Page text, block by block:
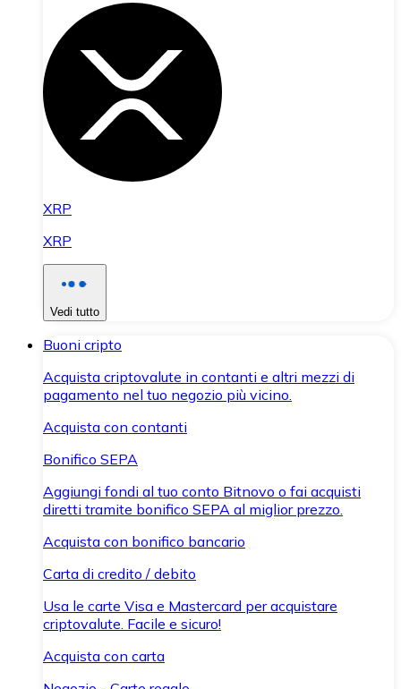
XRP
XRP
Vedi tutto
Buoni cripto
Acquista criptovalute in contanti e altri mezzi di
pagamento nel tuo negozio più vicino.
Acquista con contanti
Bonifico SEPA
Aggiungi fondi al tuo conto Bitnovo o fai acquisti
diretti tramite bonifico SEPA al miglior prezzo.
Acquista con bonifico bancario
Carta di credito / debito
Usa le carte Visa e Mastercard per acquistare
criptovalute. Facile e sicuro!
Acquista con carta